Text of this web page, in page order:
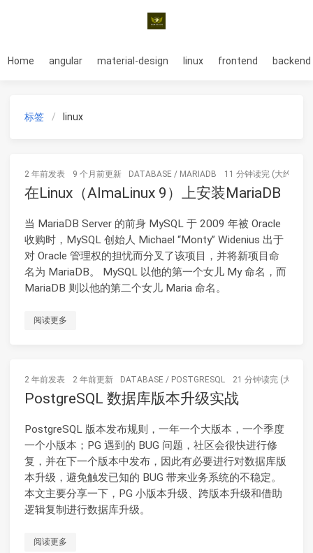
Home angular material-design linux frontend backend
标签 linux
2 年前发表 9 个月前更新 DATABASE / MARIADB 11 分钟读完 (大约1636
在Linux（AlmaLinux 9）上安装MariaDB
当 MariaDB Server 的前身 MySQL 于 2009 年被 Oracle
收购时，MySQL 创始人 Michael “Monty” Widenius 出于
对 Oracle 管理权的担忧而分叉了该项目，并将新项目命
名为 MariaDB。 MySQL 以他的第一个女儿 My 命名，而
MariaDB 则以他的第二个女儿 Maria 命名。
阅读更多
2 年前发表 2 年前更新 DATABASE / POSTGRESQL 21 分钟读完 (大约
PostgreSQL 数据库版本升级实战
PostgreSQL 版本发布规则，一年一个大版本，一个季度
一个小版本；PG 遇到的 BUG 问题，社区会很快进行修
复，并在下一个版本中发布，因此有必要进行对数据库版
本升级，避免触发已知的 BUG 带来业务系统的不稳定。
本文主要分享一下，PG 小版本升级、跨版本升级和借助
逻辑复制进行数据库升级。
阅读更多